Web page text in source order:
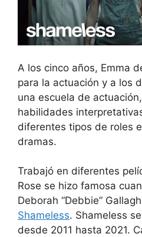
A los cinco años, Emma
para la actuación y a los
una escuela de
habilidades
diferentes tipos de roles
dramas.
Trabajó en diferentes
Rose se hizo famosa
Deborah “Debbie”
Shameless. Shameless
desde 2011 hasta 2021.